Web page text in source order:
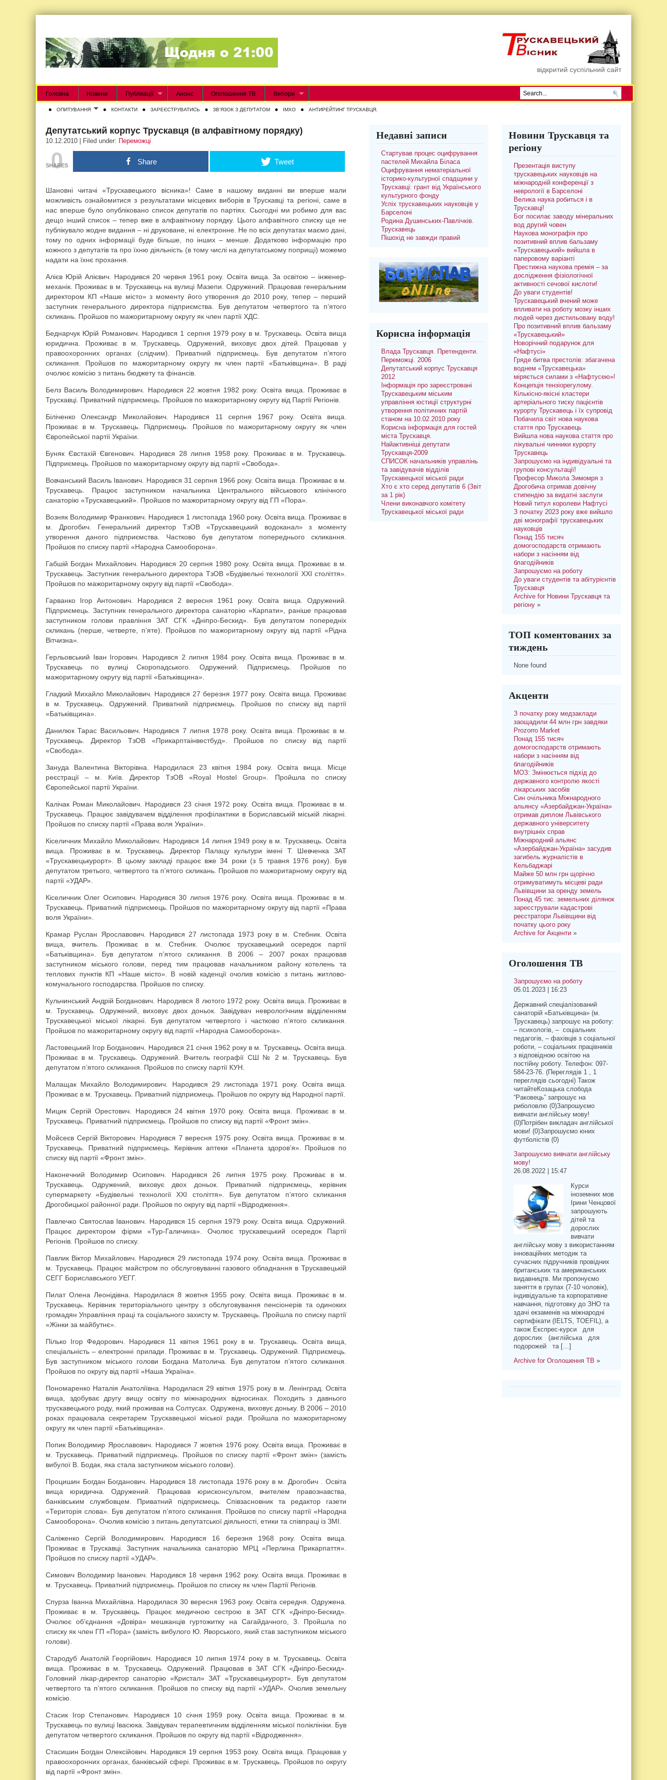
відкритий суспільний сайт
Головна Новини Публікації Анонс Оголошення ТВ Вибори
ОПИТУВАННЯ КОНТАКТИ ЗАРЕЄСТРУВАТИСЬ ЗВʼЯЗОК З ДЕПУТАТОМ IMXO АНТИРЕЙТИНГ ТРУСКАВЦЯ.
Депутатський корпус Трускавця (в алфавітному порядку)
10.12.2010 | Filed under: Переможці
0
SHARES Share Tweet
Шановні читачі «Трускавецького вісника»! Саме в нашому виданні ви вперше мали
можливість ознайомитися з результатами місцевих виборів в Трускавці та регіоні, саме в
нас вперше було опубліковано список депутатів по партіях. Сьогодні ми робимо для вас
дещо інший список – тепер вже в алфавітному порядку. Цього алфавітного списку ще не
публікувало жодне видання – ні друковане, ні електронне. Не по всіх депутатах маємо дані,
тому по одних інформації буде більше, по інших – менше. Додатково інформацію про
кожного з депутатів та про їхню діяльність (в тому числі на депутатському поприщі) можемо
надати на їхнє прохання.
Алієв Юрій Алієвич. Народився 20 червня 1961 року. Освіта вища. За освітою – інженер-
механік. Проживає в м. Трускавець на вулиці Мазепи. Одружений. Працював генеральним
директором КП «Наше місто» з моменту його утворення до 2010 року, тепер – перший
заступник генерального директора підприємства. Був депутатом четвертого та п’ятого
скликань. Пройшов по мажоритарному округу як член партії ХДС.
Беднарчук Юрій Романович. Народився 1 серпня 1979 року в м. Трускавець. Освіта вища
юридична. Проживає в м. Трускавець. Одружений, виховує двох дітей. Працював у
правоохоронних органах (слідчим). Приватний підприємець. Був депутатом п’ятого
скликання. Пройшов по мажоритарному округу як член партії «Батьківщина». В раді
очолює комісію з питань бюджету та фінансів.
Белз Василь Володимирович. Народився 22 жовтня 1982 року. Освіта вища. Проживає в
Трускавці. Приватний підприємець. Пройшов по мажоритарному округу від Партії Регіонів.
Біліченко Олександр Миколайович. Народився 11 серпня 1967 року. Освіта вища.
Проживає в м. Трускавець. Підприємець. Пройшов по мажоритарному округу як член
Європейської партії України.
Буняк Євстахій Євгенович. Народився 28 липня 1958 року. Проживає в м. Трускавець.
Підприємець. Пройшов по мажоритарному округу від партії «Свобода».
Вовчанський Василь Іванович. Народився 31 серпня 1966 року. Освіта вища. Проживає в м.
Трускавець. Працює заступником начальника Центрального військового клінічного
санаторію «Трускавецький». Пройшов по мажоритарному округу від ГП «Пора».
Возняк Володимир Франкович. Народився 1 листопада 1960 року. Освіта вища. Проживає в
м. Дрогобич. Генеральний директор ТзОВ «Трускавецький водоканал» з моменту
утворення даного підприємства. Частково був депутатом попереднього скликання.
Пройшов по списку партії «Народна Самооборона».
Габшій Богдан Михайлович. Народився 20 серпня 1980 року. Освіта вища. Проживає в м.
Трускавець. Заступник генерального директора ТзОВ «Будівельні технології ХХІ століття».
Пройшов по мажоритарному округу від партії «Свобода».
Гарванко Ігор Антонович. Народився 2 вересня 1961 року. Освіта вища. Одружений.
Підприємець. Заступник генерального директора санаторію «Карпати», раніше працював
заступником голови правління ЗАТ СГК «Дніпро-Бескид». Був депутатом попередніх
скликань (перше, четверте, п’яте). Пройшов по мажоритарному округу від партії «Рідна
Вітчизна».
Герльовський Іван Ігорович. Народився 2 липня 1984 року. Освіта вища. Проживає в м.
Трускавець по вулиці Скоропадського. Одружений. Підприємець. Пройшов по
мажоритарному округу від партії «Батьківщина».
Гладкий Михайло Миколайович. Народився 27 березня 1977 року. Освіта вища. Проживає
в м. Трускавець. Одружений. Приватний підприємець. Пройшов по списку від партії
«Батьківщина».
Данилюк Тарас Васильович. Народився 7 липня 1978 року. Освіта вища. Проживає в м.
Трускавець. Директор ТзОВ «Прикарптаінвестбуд». Пройшов по списку від партії
«Свобода».
Зануда Валентина Вікторівна. Народилася 23 квітня 1984 року. Освіта вища. Місце
реєстрації – м. Київ. Директор ТзОВ «Royal Hos­tel Group». Пройшла по списку
Європейської партії України.
Калічак Роман Миколайович. Народився 23 січня 1972 року. Освіта вища. Проживає в м.
Трускавець. Працює завідувачем відділення профілактики в Бориславській міській лікарні.
Пройшов по списку партії «Права воля України».
Кіселичник Михайло Миколайович. Народився 14 липня 1949 року в м. Трускавець. Освіта
вища. Проживає в м. Трускавець. Директор Палацу культури імені Т. Шевченка ЗАТ
«Трускавецькурорт». В цьому закладі працює вже 34 роки (з 5 травня 1976 року). Був
депутатом третього, четвертого та п’ятого скликань. Пройшов по мажоритарному округу від
партії «УДАР».
Кіселичник Олег Осипович. Народився 30 липня 1976 року. Освіта вища. Проживає в м.
Трускавець. Приватний підприємець. Пройшов по мажоритарному округу від партії «Права
воля України».
Крамар Руслан Ярославович. Народився 27 листопада 1973 року в м. Стебник. Освіта
вища, вчитель. Проживає в м. Стебник. Очолює трускавецький осередок партії
«Батьківщина». Був депутатом п’ятого скликання. В 2006 – 2007 роках працював
заступником міського голови, перед тим працював начальником району котелень та
теплових пунктів КП «Наше місто». В новій каденції очолив комісію з питань житлово-
комунального господарства. Пройшов по списку.
Кульчинський Андрій Богданович. Народився 8 лютого 1972 року. Освіта вища. Проживає в
м. Трускавець. Одружений, виховує двох доньок. Завідувач неврологічним відділенням
Трускавецької міської лікарні. Був депутатом четвертого і частково п’ятого скликання.
Пройшов по мажоритарному округу від партії «Народна Самооборона».
Ластовецький Ігор Богданович. Народився 21 січня 1962 року в м. Трускавець. Освіта вища.
Проживає в м. Трускавець. Одружений. Вчитель географії СШ № 2 м. Трускавець. Був
депутатом п’ятого скликання. Пройшов по списку партії КУН.
Малащак Михайло Володимирович. Народився 29 листопада 1971 року. Освіта вища.
Проживає в м. Трускавець. Приватний підприємець. Пройшов по округу від Народної партії.
Мицик Сергій Орестович. Народився 24 квітня 1970 року. Освіта вища. Проживає в м.
Трускавець. Приватний підприємець. Пройшов по списку від партії «Фронт змін».
Мойсеєв Сергій Вікторович. Народився 7 вересня 1975 року. Освіта вища. Проживає в м.
Трускавець. Приватний підприємець. Керівник аптеки «Планета здоров’я». Пройшов по
списку від партії «Фронт змін».
Наконечний Володимир Осипович. Народився 26 липня 1975 року. Проживає в м.
Трускавець. Одружений, виховує двох доньок. Приватний підприємець, керівник
супермаркету «Будівельні технології ХХІ століття». Був депутатом п’ятого скликання
Дрогобицької районної ради. Пройшов по округу від партії «Відродження».
Павлечко Святослав Іванович. Народився 15 серпня 1979 року. Освіта вища. Одружений.
Працює директором фірми «Тур-Галичина». Очолює трускавецький осередок Партії
Регіонів. Пройшов по списку.
Павлик Віктор Михайлович. Народився 29 листопада 1974 року. Освіта вища. Проживає в
м. Трускавець. Працює майстром по обслуговуванні газового обладнання в Трускавецькій
СЕГГ Бориславського УЕГГ.
Пилат Олена Леонідівна. Народилася 8 жовтня 1955 року. Освіта вища. Проживає в м.
Трускавець. Керівник територіального центру з обслуговування пенсіонерів та одиноких
громадян Управління праці та соціального захисту м. Трускавець. Пройшла по списку партії
«Жінки за майбутнє».
Пілько Ігор Федорович. Народився 11 квітня 1961 року в м. Трускавець. Освіта вища,
спеціальність – електронні прилади. Проживає в м. Трускавець. Одружений. Підприємець.
Був заступником міського голови Богдана Матолича. Був депутатом п’ятого скликання.
Пройшов по округу від партії «Наша Україна».
Пономаренко Наталія Анатоліївна. Народилася 29 квітня 1975 року в м. Ленінград. Освіта
вища, здобуває другу вищу освіту по міжнародних відносинах. Походить з давнього
трускавецького роду, який проживав на Солтусах. Одружена, виховує доньку. В 2006 – 2010
роках працювала секретарем Трускавецької міської ради. Пройшла по мажоритарному
округу як член партії «Батьківщина».
Попик Володимир Ярославович. Народився 7 жовтня 1976 року. Освіта вища. Проживає в
м. Трускавець. Приватний підприємець. Пройшов по списку партії «Фронт змін» (замість
вибулої В. Бодак, яка стала заступником міського голови).
Процишин Богдан Богданович. Народився 18 листопада 1976 року в м. Дрогобич . Освіта
вища юридична. Одружений. Працював юрисконсультом, вчителем правознавства,
банківським службовцем. Приватний підприємець. Співзасновник та редактор газети
«Територія слова». Був депутатом п’ятого скликання. Пройшов по списку партії «Народна
Самооборона». Очолив комісію з питань депутатської діяльності, етики та співпраці із ЗМІ.
Саліженко Сергій Володимирович. Народився 16 березня 1968 року. Освіта вища.
Проживає в Трускавці. Заступник начальника санаторію МРЦ «Перлина Прикарпаття».
Пройшов по списку партії «УДАР».
Симович Володимир Іванович. Народився 18 червня 1962 року. Освіта вища. Проживає в
м. Трускавець. Приватний підприємець. Пройшов по списку як член Партії Регіонів.
Спурза Іванна Михайлівна. Народилася 30 вересня 1963 року. Освіта середня. Одружена.
Проживає в м. Трускавець. Працює медичною сестрою в ЗАТ СГК «Дніпро-Бескид».
Очолює об’єднання «Довіра» мешканців гуртожитку на Сагайдачного, 3. Пройшла по
списку як член ГП «Пора» (замість вибулого Ю. Яворського, який став заступником міського
голови).
Стародуб Анатолій Георгійович. Народився 10 липня 1974 року в м. Трускавець. Освіта
вища. Проживає в м. Трускавець. Одружений. Працював в ЗАТ СГК «Дніпро-Бескид».
Головний лікар-директор санаторію «Кристал» ЗАТ «Трускавецькурорт». Був депутатом
четвертого та п’ятого скликання. Пройшов по списку від партії «УДАР». Очолив земельну
комісію.
Стасик Ігор Степанович. Народився 10 січня 1959 року. Освіта вища. Проживає в м.
Трускавець по вулиці Івасюка. Завідувач терапевтичним відділенням міської поліклініки. Був
депутатом четвертого скликання. Пройшов по округу від партії «Відродження».
Стасишин Богдан Олексійович. Народився 19 серпня 1953 року. Освіта вища. Працював у
правоохоронних органах, банківській сфері. Проживає в м. Трускавець. Пройшов по округу
від партії «Фронт змін».
Недавні записи
Стартував процес оцифрування
пастелей Михайла Біласа
Оцифрування нематеріальної
історико-культурної спадщини у
Трускавці: грант від Українського
культурного фонду
Успіх трускавецьких науковців у
Барселоні
Родина Душинських-Павлічків.
Трускавець
Пішохід не завжди правий
Корисна інформація
Влада Трускавця. Претенденти.
Переможці. 2006
Депутатський корпус Трускавця
2012
Інформація про зареєстровані
Трускавецьким міським
управління юстиції структурні
утворення політичних партій
станом на 10.02.2010 року
Корисна інформація для гостей
міста Трускавця.
Найактивніші депутати
Трускавця-2009
СПИСОК начальників управлінь
та завідувачів відділів
Трускавецької міської ради
Хто є хто серед депутатів 6 (Звіт
за 1 рік)
Члени виконавчого комітету
Трускавецької міської ради
Новини Трускавця та
регіону
Презентація виступу
трускавецьких науковців на
міжнародній конференції з
неврології в Барселоні
Велика наука робиться і в
Трускавці!
Бог посилає заводу мінеральних
вод другий човен
Наукова монографія про
позитивний вплив бальзаму
«Трускавецький» вийшла в
паперовому варіанті
Престижна наукова премія – за
дослідження фізіологічної
активності сечової кислоти!
До уваги студентів!
Трускавецький вчений може
впливати на роботу мозку інших
людей через дистильовану воду!
Про позитивний вплив бальзаму
«Трускавецький»
Новорічний подарунок для
«Нафтусі»
Гряде битва престолів: збагачена
воднем «Трускавецька»
міряється силами з «Нафтусею»!
Концепція тензіорегулому.
Кількісно-якісні кластери
артеріального тиску пацієнтів
курорту Трускавець і їх супровід
Побачила світ нова наукова
стаття про Трускавець
Вийшла нова наукова стаття про
лікувальні чинники курорту
Трускавець
Запрошуємо на індивідуальні та
групові консультації!
Професор Микола Зимомря з
Дрогобича отримав довічну
стипендію за видатні заслуги
Новий титул королеви Нафтусі
З початку 2023 року вже вийшло
дві монографії трускавецьких
науковців
Понад 155 тисяч
домогосподарств отримають
набори з насінням від
благодійників
Запрошуємо на роботу
До уваги студентів та абітурієнтів
Трускавця
Archive for Новини Трускавця та
регіону»
ТОП коментованих за
тиждень
None found
Акценти
З початку року медзаклади
заощадили 44 млн грн завдяки
Prozorro Market
Понад 155 тисяч
домогосподарств отримають
набори з насінням від
благодійників
МОЗ: Змінюється підхід до
державного контролю якості
лікарських засобів
Син очільника Міжнародного
альянсу «Азербайджан-Україна»
отримав диплом Львівського
державного університету
внутрішніх справ
Міжнародний альянс
«Азербайджан-Україна» засудив
загибель журналістів в
Кельбаджарі
Майже 50 млн грн щорічно
отримуватимуть місцеві ради
Львівщини за оренду земель
Понад 45 тис. земельних ділянок
зареєстрували кадастрові
реєстратори Львівщини від
початку цього року
Archive for Акценти»
Оголошення ТВ
Запрошуємо на роботу
05.01.2023 | 16:23
Державний спеціалізований
санаторій «Батьківщина» (м.
Трускавець) запрошує на роботу:
– психологів, – соціальних
педагогів, – фахівців з соціальної
роботи, – соціальних працівників
з відповідною освітою на
постійну роботу. Телефон: 097-
584-23-76. (Переглядів 1 , 1
переглядів сьогодні) Також
читайтеКозацька слобода
“Раковець” запрошує на
риболовлю (0)Запрошуємо
вивчати англійську мову!
(0)Потрібен викладач англійської
мови! (0)Запрошуємо юних
футболістів (0)
Запрошуємо вивчати англійську
мову!
26.08.2022 | 15:47
Курси
іноземних мов
Ірини Ченцової
запрошують
дітей та
дорослих
вивчати
англійську мову з використанням
інноваційних методик та
сучасних підручників провідних
британських та американських
видавництв. Ми пропонуємо
заняття в групах (7-10 чоловік),
індивідуальне та корпоративне
навчання, підготовку до ЗНО та
здачі екзаменів на міжнародні
сертифікати (IELTS, TOEFIL), а
також Експрес-курси для
дорослих (англійська для
подорожей та […]
Archive for Оголошення ТВ »